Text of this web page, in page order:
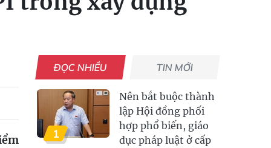
ĐỌC NHIỀU TIN MỚI
1
Nên bắt buộc thành
lập Hội đồng phối
hợp phổ biến, giáo
dục pháp luật ở cấp